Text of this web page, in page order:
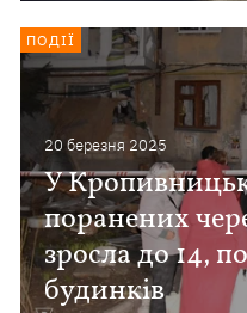
20 березня 2025
У
поранених
зросла до 14,
будинків
ПОДІЇ